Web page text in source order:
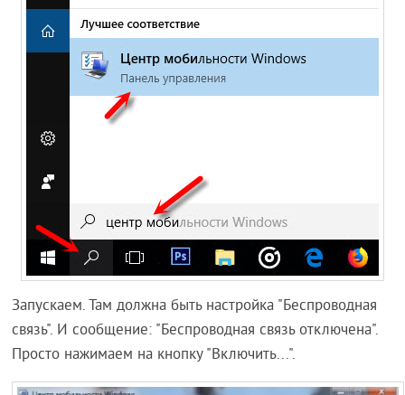
Запускаем. Там должна быть настройка "Беспроводная
связь". И сообщение: "Беспроводная связь отключена".
Просто нажимаем на кнопку "Включить...".